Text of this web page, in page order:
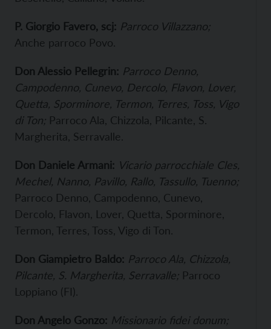
P. Giorgio Favero, scj: Parroco Villazzano;
Anche parroco Povo.
Don Alessio Pellegrin: Parroco Denno,
Campodenno, Cunevo, Dercolo, Flavon, Lover,
Quetta, Sporminore, Termon, Terres, Toss, Vigo
di Ton; Parroco Ala, Chizzola, Pilcante, S.
Margherita, Serravalle.
Don Daniele Armani: Vicario parrocchiale Cles,
Mechel, Nanno, Pavillo, Rallo, Tassullo, Tuenno;
Parroco Denno, Campodenno, Cunevo,
Dercolo, Flavon, Lover, Quetta, Sporminore,
Termon, Terres, Toss, Vigo di Ton.
Don Giampietro Baldo: Parroco Ala, Chizzola,
Pilcante, S. Margherita, Serravalle; Parroco
Loppiano (FI).
Don Angelo Gonzo: Missionario fidei donum;